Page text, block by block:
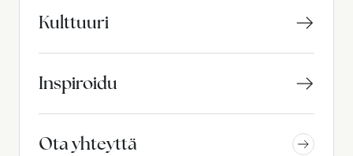
Kulttuuri
Inspiroidu
Ota yhteyttä